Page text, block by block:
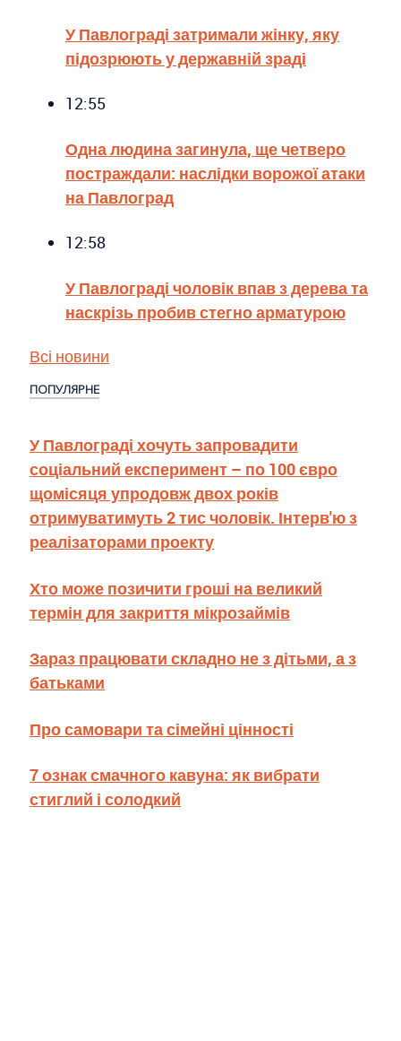
У Павлограді затримали жінку, яку
підозрюють у державній зраді
12:55
Одна людина загинула, ще четверо
постраждали: наслідки ворожої атаки
на Павлоград
12:58
У Павлограді чоловік впав з дерева та
наскрізь пробив стегно арматурою
Всі новини
ПОПУЛЯРНЕ
У Павлограді хочуть запровадити
соціальний експеримент – по 100 євро
щомісяця упродовж двох років
отримуватимуть 2 тис чоловік. Інтерв'ю з
реалізаторами проекту
Хто може позичити гроші на великий
термін для закриття мікрозаймів
Зараз працювати складно не з дітьми, а з
батьками
Про самовари та сімейні цінності
7 ознак смачного кавуна: як вибрати
стиглий і солодкий